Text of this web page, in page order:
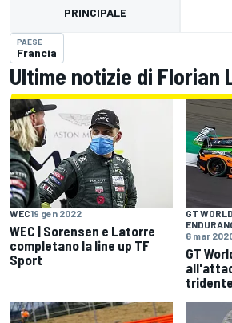
PRINCIPALE
PAESE
Francia
Ultime notizie di Florian
WEC19 gen 2022
WEC | Sorensen e Latorre
completano la line up TF
Sport
GT
6 mar
GT